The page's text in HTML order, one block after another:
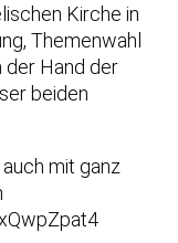
Kirche in
Themenwahl
der Hand der
beiden
mit ganz